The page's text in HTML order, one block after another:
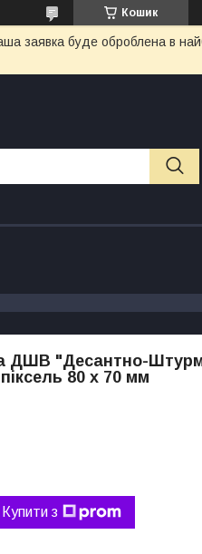
Кошик
заявка буде оброблена в
ДШВ "Десантно-
80 х 70 мм
Купити з